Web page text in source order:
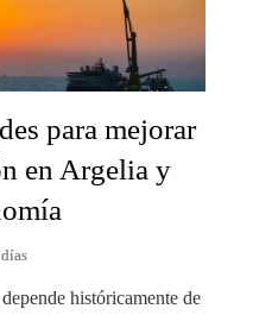
para mejorar
en Argelia y
históricamente de